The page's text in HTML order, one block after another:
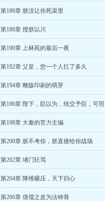
第186章 朕没让你死渠里
第188章 授朕以川
第190章 上林苑的最后一夜
第192章 父皇，您一个人扛了多久
第194章 雕版印刷的萌芽
第196章 陛下，臣以为，纸交予臣，可照
第198章 大秦的苦力主编
第200章 朕不考你，朕直接给你战场
第202章 堵门狂骂
第204章 降维碾压，天下归心
第206章 借儒之皮为法铸骨